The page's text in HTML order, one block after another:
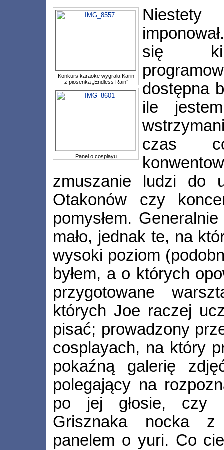
Konkurs karaoke wygrała Karin
z piosenką „Endless Rain”
Panel o cosplayu
się
dostępna
ile
czas
zmuszanie ludzi do
Otakonów czy
pomysłem.
mało, jednak te, na
wysoki poziom
byłem, a o których
przygotowane
których Joe raczej
pisać; prowadzony
cosplayach, na który
pokaźną galerię
polegający na
po jej głosie, czy
Grisznaka nocka z
panelem o yuri. Co